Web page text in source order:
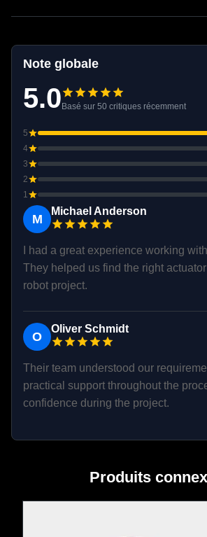
Note globale
5.0Basé sur 50 critiques récemment
5
4
3
2
1
M
Michael Anderson
I had a great experience working
They helped us find the right
robot project.
O
Oliver Schmidt
Their team understood our
practical support throughout the
confidence during the project.
Produits